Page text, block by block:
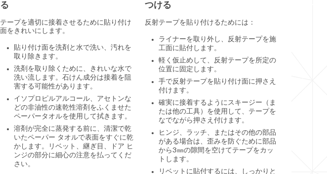
る
テープを適切に接着させるために貼り付け
面をきれいにします。
貼り付け面を洗剤と水で洗い、汚れを
取り除きます。
洗剤を取り除くために、きれいな水で
洗い流します。石けん成分は接着を阻
害する可能性があります。
イソプロピルアルコール、アセトンな
どの非油性の速乾性溶剤をふくませた
ペーパータオルを使用して拭きます。
溶剤が完全に蒸発する前に、清潔で乾
いたペーパー タオルで表面をすぐに乾
かします。リベット、継ぎ目、ドア ヒ
ンジの部分に細心の注意を払ってくだ
さい。
つける
反射テープを貼り付けるためには：
ライナーを取り外し、反射テープを施
工面に貼付します。
軽く仮止めして、反射テープを所定の
位置に固定します。
手で反射テープを貼り付け面に押さえ
付けます。
確実に接着するようにスキージー（ま
たは他の工具）を使用して、テープを
なでながら押さえ付けます。
ヒンジ、ラッチ、またはその他の部品
がある場合は、歪みを防ぐために部品
から3㎜の隙間を空けてテープをカッ
トします。
リベットに貼付するには、しっかりと